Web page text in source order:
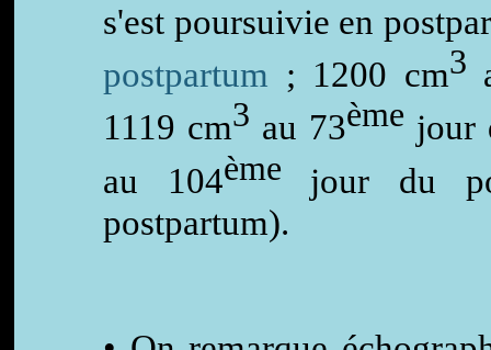
s'est poursuivie en
postpartum ; 1200 cm3
1119 cm3 au 73ème jour
au 104ème jour du
postpartum).